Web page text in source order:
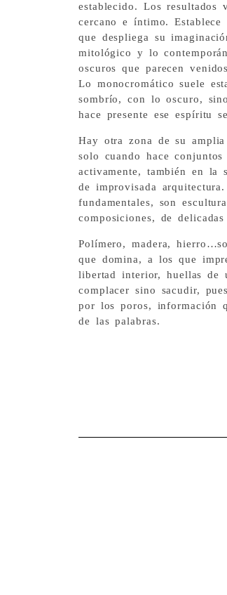
establecido. Los resultados
cercano e íntimo.
que despliega su
mitológico y lo
oscuros que parecen
Lo monocromático suele
sombrío, con lo oscuro,
hace presente ese espíritu
Hay otra zona de su
solo cuando hace
activamente, también en la
de improvisada
fundamentales, son
composiciones, de
Polímero, madera,
que domina, a los que
libertad interior, huellas de
complacer sino sacudir,
por los poros, información
de las palabras.